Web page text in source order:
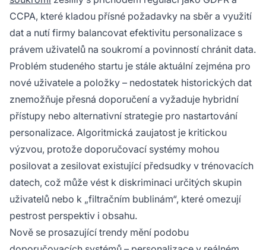
CCPA, které kladou přísné požadavky na sběr a využití
dat a nutí firmy balancovat efektivitu personalizace s
právem uživatelů na soukromí a povinností chránit data.
Problém studeného startu je stále aktuální zejména pro
nové uživatele a položky – nedostatek historických dat
znemožňuje přesná doporučení a vyžaduje hybridní
přístupy nebo alternativní strategie pro nastartování
personalizace. Algoritmická zaujatost je kritickou
výzvou, protože doporučovací systémy mohou
posilovat a zesilovat existující předsudky v trénovacích
datech, což může vést k diskriminaci určitých skupin
uživatelů nebo k „filtračním bublinám“, které omezují
pestrost perspektiv i obsahu.
Nově se prosazující trendy mění podobu